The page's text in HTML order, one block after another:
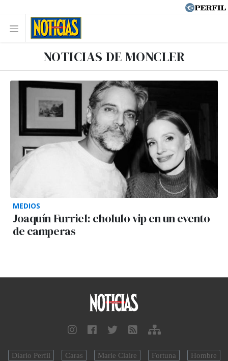
NOTICIAS DE MONCLER
MEDIOS
Joaquín Furriel: cholulo vip en un evento
de camperas
Diario Perfil Caras Marie Claire Fortuna
Hombre